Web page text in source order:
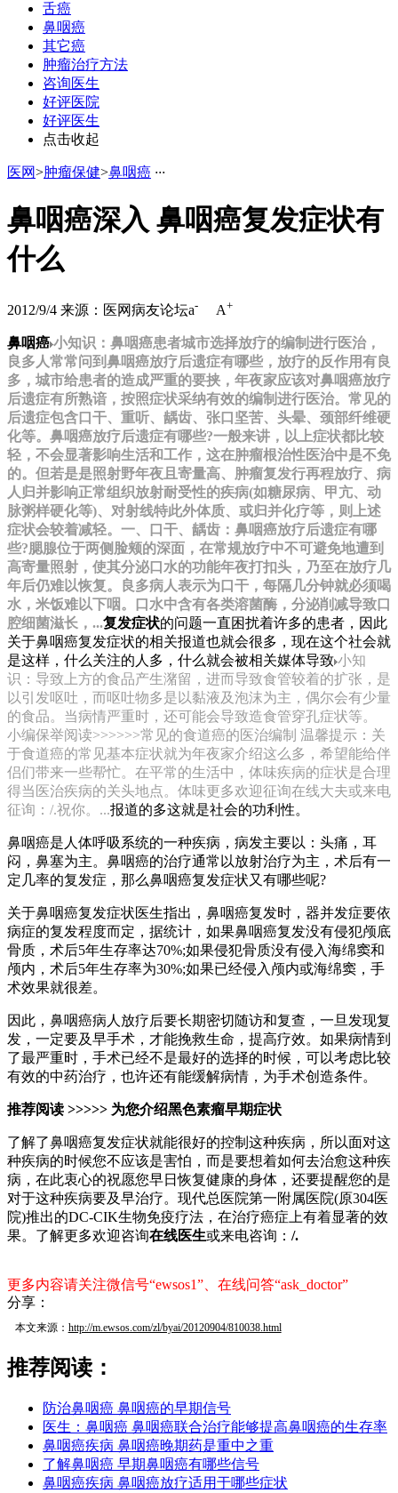
舌癌
鼻咽癌
其它癌
肿瘤治疗方法
咨询医生
好评医院
好评医生
点击收起
医网>肿瘤保健>鼻咽癌 ···
鼻咽癌深入 鼻咽癌复发症状有
什么
2012/9/4 来源：医网病友论坛a- A+
鼻咽癌 小知识：鼻咽癌患者城市选择放疗的编制进行医治，
良多人常常问到鼻咽癌放疗后遗症有哪些，放疗的反作用有良
多，城市给患者的造成严重的要挟，年夜家应该对鼻咽癌放疗
后遗症有所熟谙，按照症状采纳有效的编制进行医治。常见的
后遗症包含口干、重听、龋齿、张口坚苦、头晕、颈部纤维硬
化等。鼻咽癌放疗后遗症有哪些?一般来讲，以上症状都比较
轻，不会显著影响生活和工作，这在肿瘤根治性医治中是不免
的。但若是是照射野年夜且寄量高、肿瘤复发行再程放疗、病
人归并影响正常组织放射耐受性的疾病(如糖尿病、甲亢、动
脉粥样硬化等)、对射线特此外体质、或归并化疗等，则上述
症状会较着减轻。一、口干、龋齿：鼻咽癌放疗后遗症有哪
些?腮腺位于两侧脸颊的深面，在常规放疗中不可避免地遭到
高寄量照射，使其分泌口水的功能年夜打扣头，乃至在放疗几
年后仍难以恢复。良多病人表示为口干，每隔几分钟就必须喝
水，米饭难以下咽。口水中含有各类溶菌酶，分泌削减导致口
腔细菌滋长，...复发症状的问题一直困扰着许多的患者，因此
关于鼻咽癌复发症状的相关报道也就会很多，现在这个社会就
是这样，什么关注的人多，什么就会被相关媒体导致 小知
识：导致上方的食品产生潴留，进而导致食管较着的扩张，是
以引发呕吐，而呕吐物多是以黏液及泡沫为主，偶尔会有少量
的食品。当病情严重时，还可能会导致造食管穿孔症状等。
小编保举阅读>>>>>>常见的食道癌的医治编制 温馨提示：关
于食道癌的常见基本症状就为年夜家介绍这么多，希望能给伴
侣们带来一些帮忙。在平常的生活中，体味疾病的症状是合理
得当医治疾病的关头地点。体味更多欢迎征询在线大夫或来电
征询：/.祝你。...报道的多这就是社会的功利性。
鼻咽癌是人体呼吸系统的一种疾病，病发主要以：头痛，耳
闷，鼻塞为主。鼻咽癌的治疗通常以放射治疗为主，术后有一
定几率的复发症，那么鼻咽癌复发症状又有哪些呢?
关于鼻咽癌复发症状医生指出，鼻咽癌复发时，器并发症要依
病症的复发程度而定，据统计，如果鼻咽癌复发没有侵犯颅底
骨质，术后5年生存率达70%;如果侵犯骨质没有侵入海绵窦和
颅内，术后5年生存率为30%;如果已经侵入颅内或海绵窦，手
术效果就很差。
因此，鼻咽癌病人放疗后要长期密切随访和复查，一旦发现复
发，一定要及早手术，才能挽救生命，提高疗效。如果病情到
了最严重时，手术已经不是最好的选择的时候，可以考虑比较
有效的中药治疗，也许还有能缓解病情，为手术创造条件。
推荐阅读 >>>>> 为您介绍黑色素瘤早期症状
了解了鼻咽癌复发症状就能很好的控制这种疾病，所以面对这
种疾病的时候您不应该是害怕，而是要想着如何去治愈这种疾
病，在此衷心的祝愿您早日恢复健康的身体，还要提醒您的是
对于这种疾病要及早治疗。现代总医院第一附属医院(原304医
院)推出的DC-CIK生物免疫疗法，在治疗癌症上有着显著的效
果。了解更多欢迎咨询在线医生或来电咨询： /.
更多内容请关注微信号“ewsos1”、在线问答“ask_doctor”
分享：
本文来源： http://m.ewsos.com/zl/byai/20120904/810038.html
推荐阅读：
防治鼻咽癌 鼻咽癌的早期信号
医生：鼻咽癌 鼻咽癌联合治疗能够提高鼻咽癌的生存率
鼻咽癌疾病 鼻咽癌晚期药是重中之重
了解鼻咽癌 早期鼻咽癌有哪些信号
鼻咽癌疾病 鼻咽癌放疗适用于哪些症状